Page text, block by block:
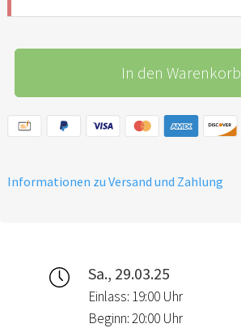
In den Warenkorb
Informationen zu Versand und Zahlung
Sa., 29.03.25
Einlass: 19:00 Uhr
Beginn: 20:00 Uhr